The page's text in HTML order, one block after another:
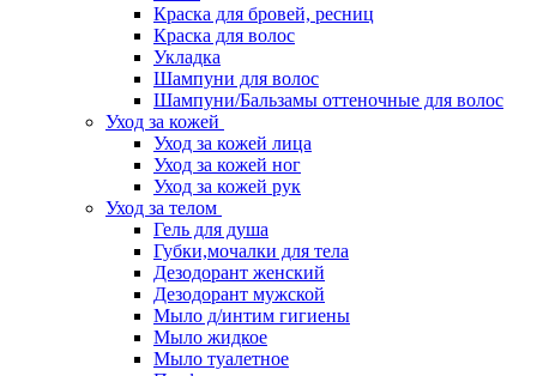
Краска для бровей, ресниц
Краска для волос
Укладка
Шампуни для волос
Шампуни/Бальзамы оттеночные для волос
Уход за кожей
Уход за кожей лица
Уход за кожей ног
Уход за кожей рук
Уход за телом
Гель для душа
Губки,мочалки для тела
Дезодорант женский
Дезодорант мужской
Мыло д/интим гигиены
Мыло жидкое
Мыло туалетное